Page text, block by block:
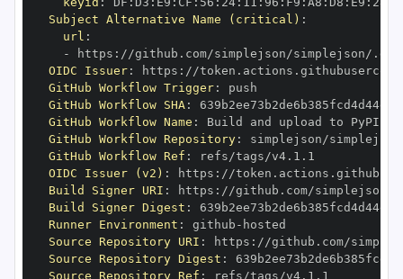
Subject Alternative Name (critical) :
url :
-
https : //github.com/simplejson/simplejson/
OIDC Issuer: https :
GitHub Workflow Trigger:
GitHub Workflow SHA:
GitHub Workflow Name :
GitHub Workflow Repository:
GitHub Workflow Ref :
OIDC Issuer (v2) : https :
Build Signer URI : https : //github.com/simplejson/
Build Signer Digest :
Runner Environment : github -
Source Repository URI : https :
Source Repository Digest :
Source Repository Ref :